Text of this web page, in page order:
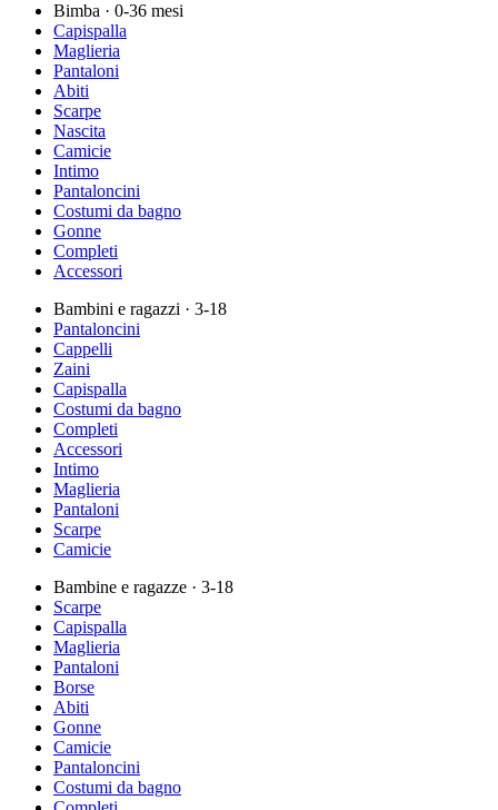
Bimba · 0-36 mesi
Capispalla
Maglieria
Pantaloni
Abiti
Scarpe
Nascita
Camicie
Intimo
Pantaloncini
Costumi da bagno
Gonne
Completi
Accessori
Bambini e ragazzi · 3-18
Pantaloncini
Cappelli
Zaini
Capispalla
Costumi da bagno
Completi
Accessori
Intimo
Maglieria
Pantaloni
Scarpe
Camicie
Bambine e ragazze · 3-18
Scarpe
Capispalla
Maglieria
Pantaloni
Borse
Abiti
Gonne
Camicie
Pantaloncini
Costumi da bagno